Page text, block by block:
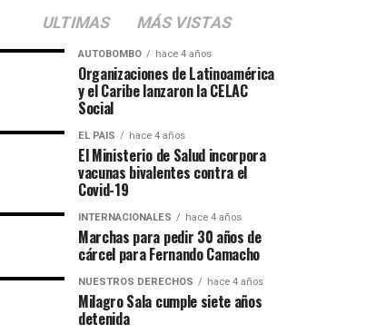
ULTIMAS MÁS VISTAS
AUTOBOMBO hace 4 años
Organizaciones de Latinoamérica
y el Caribe lanzaron la CELAC
Social
EL PAIS hace 4 años
El Ministerio de Salud incorpora
vacunas bivalentes contra el
Covid-19
INTERNACIONALES hace 4 años
Marchas para pedir 30 años de
cárcel para Fernando Camacho
NUESTROS DERECHOS hace 4 años
Milagro Sala cumple siete años
detenida